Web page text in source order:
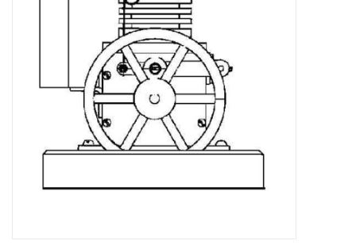
NEUE ZEITSCHRIFTEN
ABONNEMENT DER
MODELLBAUER
Baubeschreibungen